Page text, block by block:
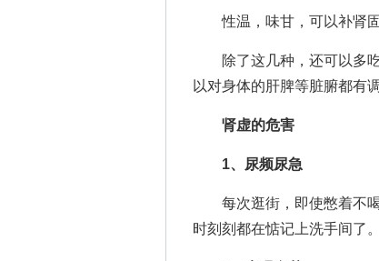
性温，味甘，可以补肾固
除了这几种，还可以多吃
以对身体的肝脾等脏腑都有
肾虚的危害
1、尿频尿急
每次逛街，即使憋着不喝
时刻刻都在惦记上洗手间了。